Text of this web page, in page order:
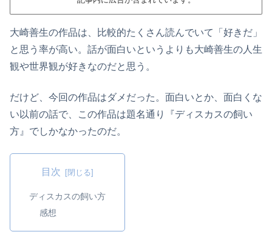
大崎善生の作品は、比較的たくさん読んでいて「好きだ」
と思う率が高い。話が面白いというよりも大崎善生の人生
観や世界観が好きなのだと思う。
だけど、今回の作品はダメだった。面白いとか、面白くな
い以前の話で、この作品は題名通り『ディスカスの飼い
方』でしかなかったのだ。
目次
ディスカスの飼い方
感想